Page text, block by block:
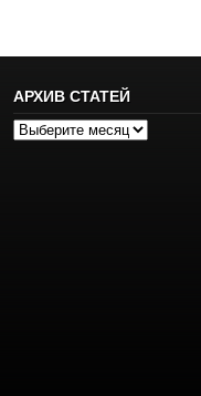
АРХИВ СТАТЕЙ
Архив